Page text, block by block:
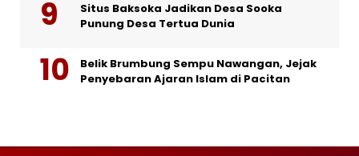
Situs Baksoka Jadikan Desa Sooka
Punung Desa Tertua Dunia
Belik Brumbung Sempu Nawangan, Jejak
Penyebaran Ajaran Islam di Pacitan